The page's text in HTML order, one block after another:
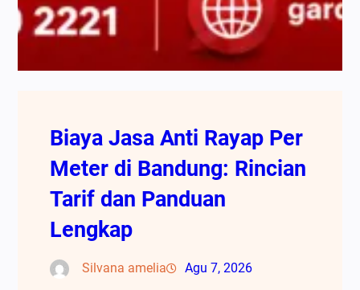
Biaya Jasa Anti Rayap Per
Meter di Bandung: Rincian
Tarif dan Panduan
Lengkap
Silvana amelia Agu 7, 2026